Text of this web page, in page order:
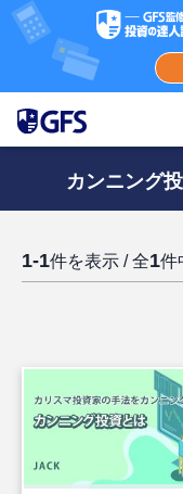
カンニング
1-1件を表示 / 全1件